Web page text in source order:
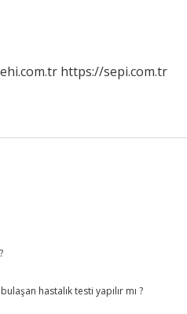
https://sepi.com.tr
hastalık testi yapılır mı ?